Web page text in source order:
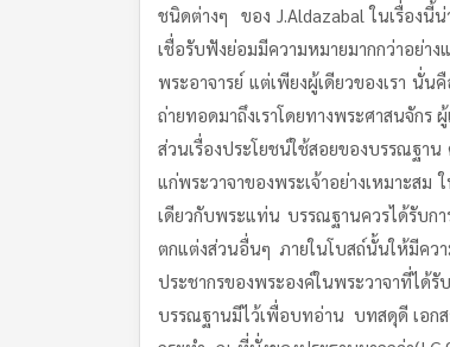
ชนิดต่างๆ ของ J.Aldazabal ในเรื่องนี้
เชื่อรับฟังย่อมมีความหมายมากกว่าอย่
พระอาจารย์ แต่เพียงผู้เดียวของเรา นั่
ถ่ายทอดมาถึงเราโดยทางพระศาสนจักร
ส่วนเรื่องประโยชน์ใช้สอยของบรรณฐา
แก่พระวาจาของพระเจ้าอย่างเหมาะส
เดียวกับพระแท่น บรรณฐานควรได้รับ
ตกแต่งส่วนอื่นๆ ภายในโบสถ์นั้นให้มีคว
ประชากรของพระองค์ในพระวาจาที่ได้รั
บรรณฐานมีไว้เพื่อบทอ่าน บทสดุดี เอก